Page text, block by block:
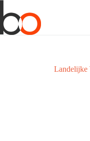
Landelijke